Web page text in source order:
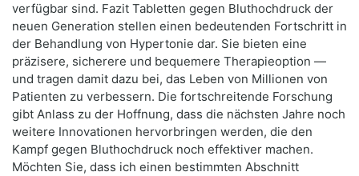
verfügbar sind. Fazit Tabletten gegen Bluthochdruck der
neuen Generation stellen einen bedeutenden Fortschritt in
der Behandlung von Hypertonie dar. Sie bieten eine
präzisere, sicherere und bequemere Therapieoption —
und tragen damit dazu bei, das Leben von Millionen von
Patienten zu verbessern. Die fortschreitende Forschung
gibt Anlass zu der Hoffnung, dass die nächsten Jahre noch
weitere Innovationen hervorbringen werden, die den
Kampf gegen Bluthochdruck noch effektiver machen.
Möchten Sie, dass ich einen bestimmten Abschnitt